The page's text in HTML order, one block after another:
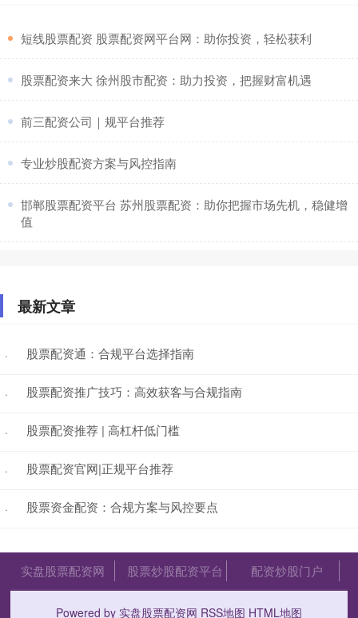
​短线股票配资 股票配资网平台网：助你投资，轻松获利
​股票配资来大 徐州股市配资：助力投资，把握财富机遇
​前三配资公司｜规平台推荐
​专业炒股配资方案与风控指南
​邯郸股票配资平台 苏州股票配资：助你把握市场先机，稳健增
值
最新文章
· 股票配资通：合规平台选择指南
· 股票配资推广技巧：高效获客与合规指南
· 股票配资推荐 | 高杠杆低门槛
· 股票配资官网|正规平台推荐
· 股票资金配资：合规方案与风控要点
实盘股票配资网 股票炒股配资平台 配资炒股门户
Powered by 实盘股票配资网 RSS地图 HTML地图